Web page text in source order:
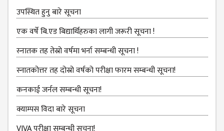
EDUCATION(B.ED)
HUMANITIES (BA)
MASTER
EDUCATION(M.ED)
MANAGEMENT
(MBS)
ACADEMIC
उपस्थित हुनु बारे सूचना
एक वर्षे बि.एड बिद्यार्थिहरुका लागी जरूरी सूचना !
स्‍नातक तह तेस्रो वर्षमा भर्ना सम्बन्धी सूचना !
स्नातकोत्तर तह दोस्रो वर्षको परीक्षा फारम सम्बन्धी सूचना!
कनकाई जर्नल सम्बन्धी सूचना!
क्याम्पस विदा बारे सूचना